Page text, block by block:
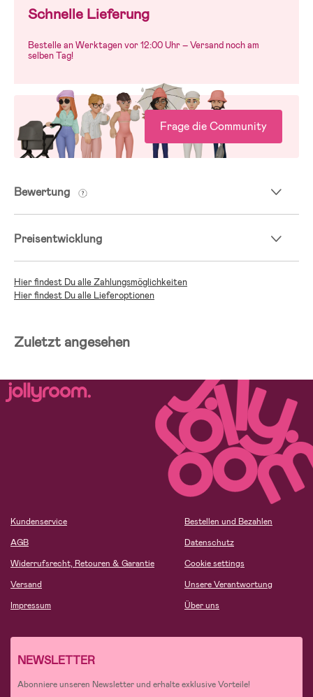
Schnelle Lieferung
Bestelle an Werktagen vor 12:00 Uhr – Versand noch am
selben Tag!
Frage die Community
Bewertung
Preisentwicklung
Hier findest Du alle Zahlungsmöglichkeiten
Hier findest Du alle Lieferoptionen
Zuletzt angesehen
Kundenservice
AGB
Widerrufsrecht, Retouren & Garantie
Versand
Impressum
Bestellen und Bezahlen
Datenschutz
Cookie settings
Unsere Verantwortung
Über uns
NEWSLETTER
Abonniere unseren Newsletter und erhalte exklusive Vorteile!